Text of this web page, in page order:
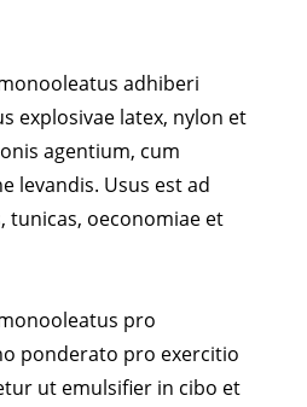
adhiberi
explosivae latex, nylon et
agentium, cum
levandis. Usus est ad
tunicas, oeconomiae et
pro
ponderato pro exercitio
ut emulsifier in cibo et